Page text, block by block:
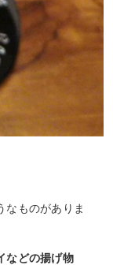
なものがありま
などの揚げ物